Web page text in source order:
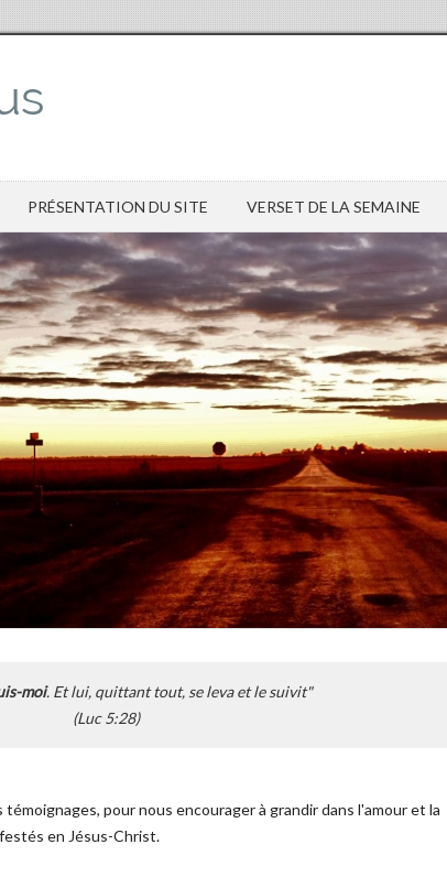
PRÉSENTATION DU SITE VERSET DE LA SEMAINE
moi. Et lui, quittant tout, se leva et le suivit"
(Luc 5:28)
pour nous encourager à grandir dans l'amour et la
en Jésus-Christ.